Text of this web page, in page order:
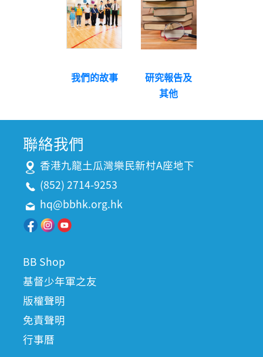
我們的故事
研究報告及
其他
聯絡我們
香港九龍土瓜灣樂民新村A座地下
(852) 2714-9253
hq@bbhk.org.hk
BB Shop
基督少年軍之友
版權聲明
免責聲明
行事曆